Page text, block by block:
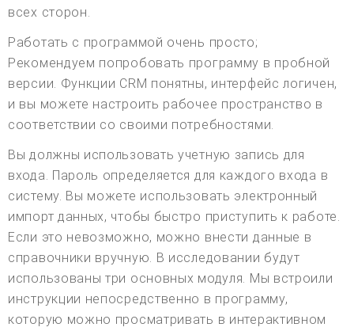
всех сторон.
Работать с программой очень просто;
Рекомендуем попробовать программу в пробной
версии. Функции CRM понятны, интерфейс логичен,
и вы можете настроить рабочее пространство в
соответствии со своими потребностями.
Вы должны использовать учетную запись для
входа. Пароль определяется для каждого входа в
систему. Вы можете использовать электронный
импорт данных, чтобы быстро приступить к работе.
Если это невозможно, можно внести данные в
справочники вручную. В исследовании будут
использованы три основных модуля. Мы встроили
инструкции непосредственно в программу,
которую можно просматривать в интерактивном